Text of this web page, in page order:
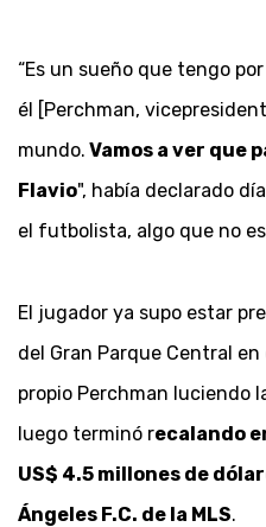
“Es un sueño que tengo
él [Perchman,
mundo. Vamos a ver que
Flavio", había declarado
el futbolista, algo que no
El jugador ya supo estar
del Gran Parque Central
propio Perchman luciendo
luego terminó recalando
US$ 4.5 millones de
Ángeles F.C. de la MLS.